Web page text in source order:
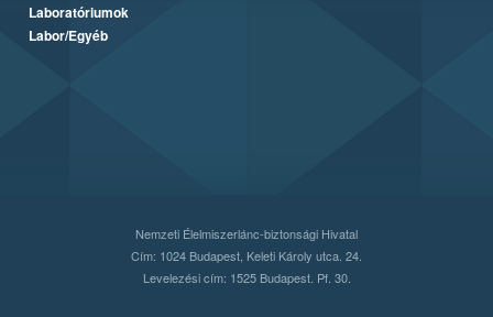
Laboratóriumok
Labor/Egyéb
Nemzeti Élelmiszerlánc-biztonsági Hivatal
Cím: 1024 Budapest, Keleti Károly utca. 24.
Levelezési cím: 1525 Budapest. Pf. 30.